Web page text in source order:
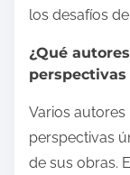
los desafíos
¿Qué
Varios
perspectivas
de sus obras.